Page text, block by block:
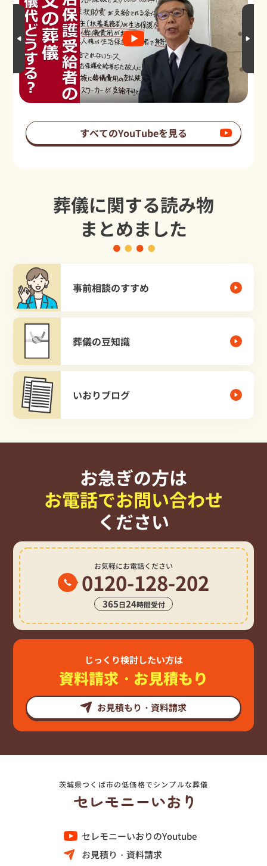
すべてのYouTubeを見る
葬儀に関する読み物
まとめました
事前相談のすすめ
葬儀の豆知識
いおりブログ
お急ぎの方は
お電話でお問い合わせ
ください
お気軽にお電話ください
0120-128-202
365日24時間受付
じっくり検討したい方は
資料請求・お見積もり
お見積もり・資料請求
茨城県つくば市の低価格でシンプルな葬儀
セレモニーいおりのYoutube
お見積り・資料請求